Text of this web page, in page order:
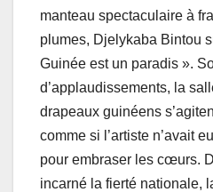
manteau spectaculaire à
plumes, Djelykaba Bintou
Guinée est un paradis ».
d’applaudissements, la
drapeaux guinéens
comme si l’artiste n’avait
pour embraser les cœurs.
incarné la fierté nationale,